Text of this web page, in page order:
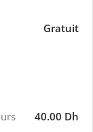
Gratuit
40.00 Dh